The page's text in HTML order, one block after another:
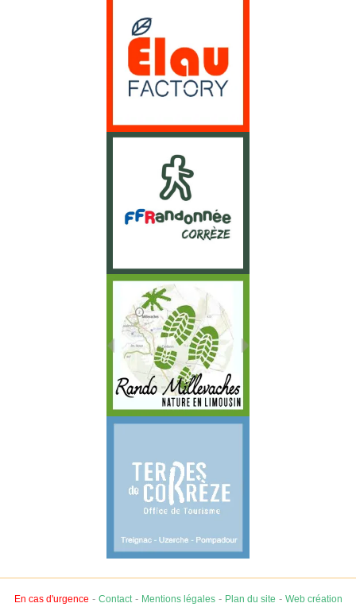
En cas d'urgence - Contact- Mentions légales- Plan du site - Web création